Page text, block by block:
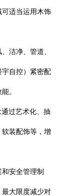
适当运用木饰
洁净、管道、
自控）紧密配
。
过艺术化、抽
装配饰等，增
安全管理制
大限度减少对